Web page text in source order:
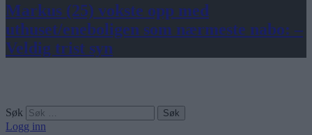
Markus (25) vokste opp med
uthuset/eneboligen som nærmeste nabo: –
Veldig trist syn
Søk
Logg inn